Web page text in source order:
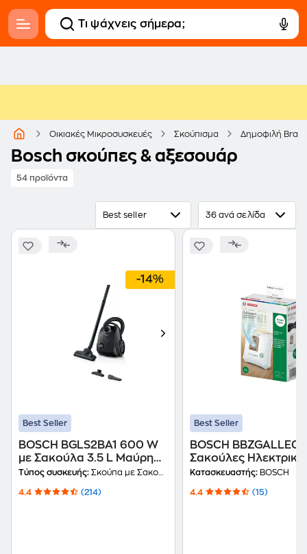
Οικιακές Μικροσυσκευές Σκούπισμα Δημοφιλή
Bosch σκούπες & αξεσουάρ
54 προϊόντα
Best seller 36 ανά σελίδα
-14%
Best Seller
BOSCH BGLS2BA1 600 W
με Σακούλα 3.5 L Μαύρη
Ηλεκτρική Σκούπα
Τύπος συσκευής: Σκούπα με Σακούλα
4.4 (214)
Best Seller
BOSCH
Σακούλες
Σκούπας
Κατασκευαστής: BOSCH
4.4 (15)